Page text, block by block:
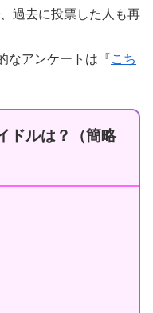
過去に投票した人も再
なアンケートは『こち
ドルは？（簡略